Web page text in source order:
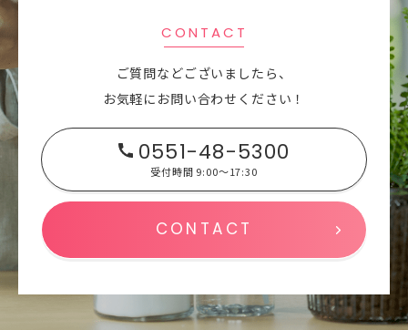
CONTACT
ご質問などございましたら、
お気軽にお問い合わせください！
0551-48-5300
受付時間 9:00～17:30
CONTACT